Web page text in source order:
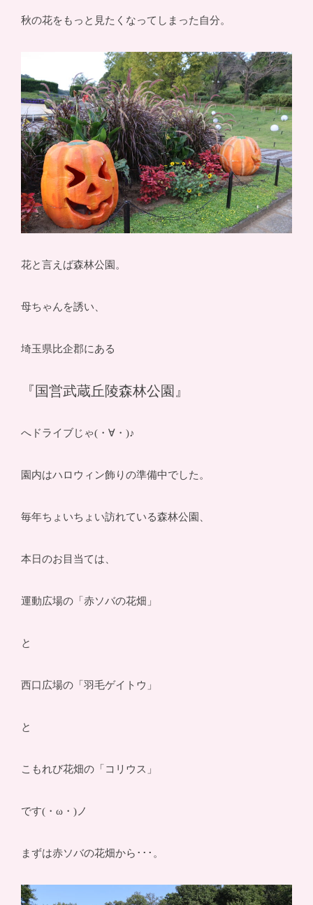
秋の花をもっと見たくなってしまった自分。
花と言えば森林公園。
母ちゃんを誘い、
埼玉県比企郡にある
『国営武蔵丘陵森林公園』
へドライブじゃ(・∀・)♪
園内はハロウィン飾りの準備中でした。
毎年ちょいちょい訪れている森林公園、
本日のお目当ては、
運動広場の「赤ソバの花畑」
と
西口広場の「羽毛ゲイトウ」
と
こもれび花畑の「コリウス」
です(・ω・)ノ
まずは赤ソバの花畑から･･･。